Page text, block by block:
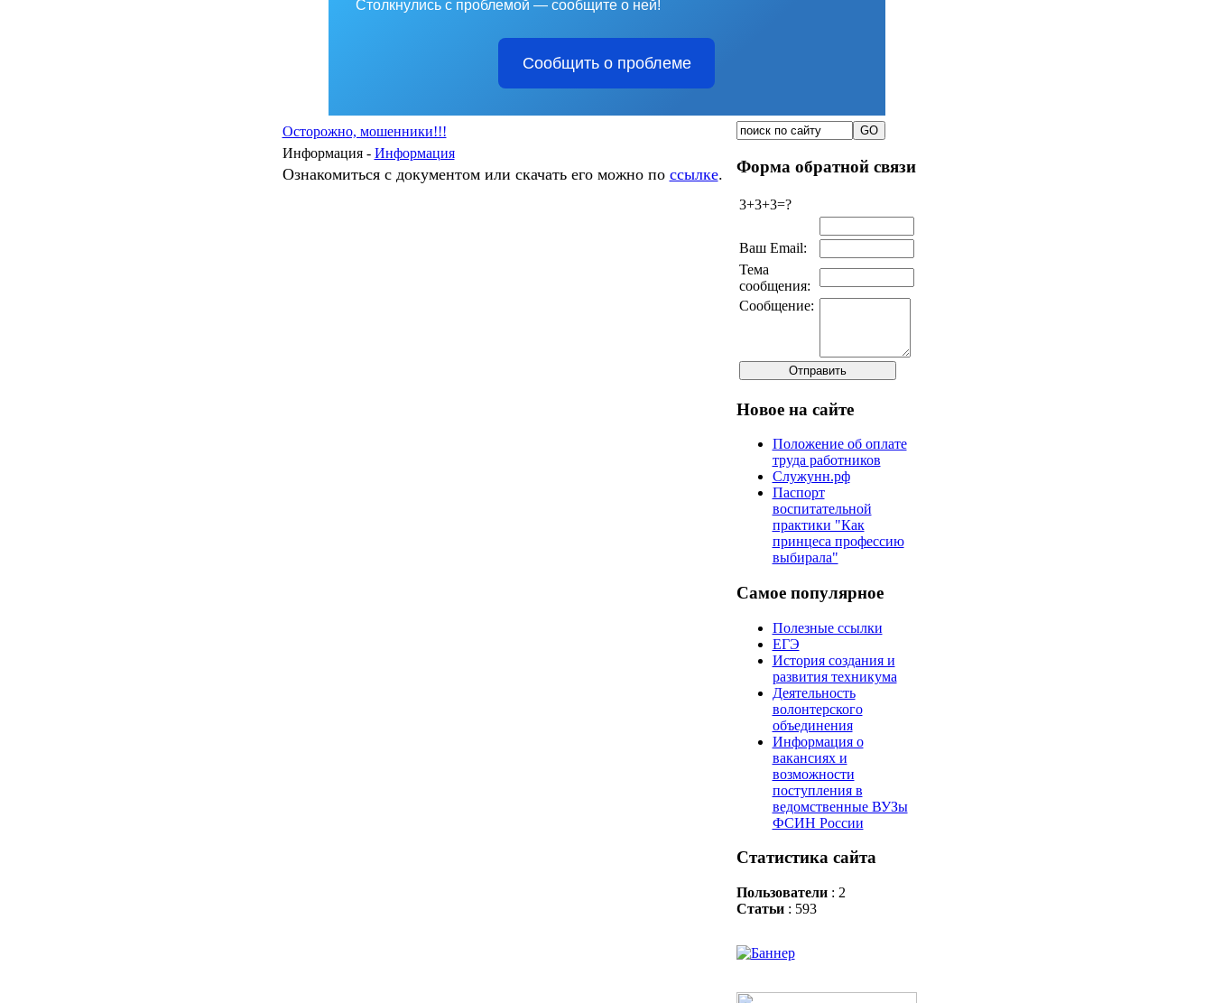
Столкнулись с проблемой — сообщите о ней!
Сообщить о проблеме
Осторожно, мошенники!!!
Информация - Информация
Ознакомиться с документом или скачать его можно по ссылке. Форма обратной связи
3+3+3=?
Ваш Email:
Тема
сообщения:
Сообщение:
Новое на сайте
Положение об оплате
труда работников
Служунн.рф
Паспорт
воспитательной
практики "Как
принцеса профессию
выбирала"
Самое популярное
Полезные ссылки
ЕГЭ
История создания и
развития техникума
Деятельность
волонтерского
объединения
Информация о
вакансиях и
возможности
поступления в
ведомственные ВУЗы
ФСИН России
Статистика сайта
Пользователи: 2
Статьи: 593